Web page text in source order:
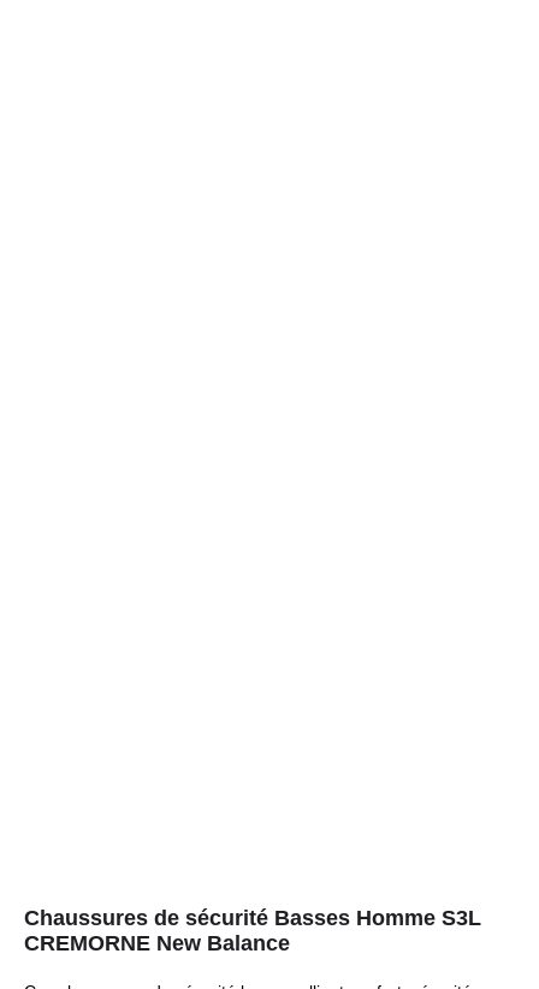
Chaussures de sécurité Basses Homme S3L
CREMORNE New Balance